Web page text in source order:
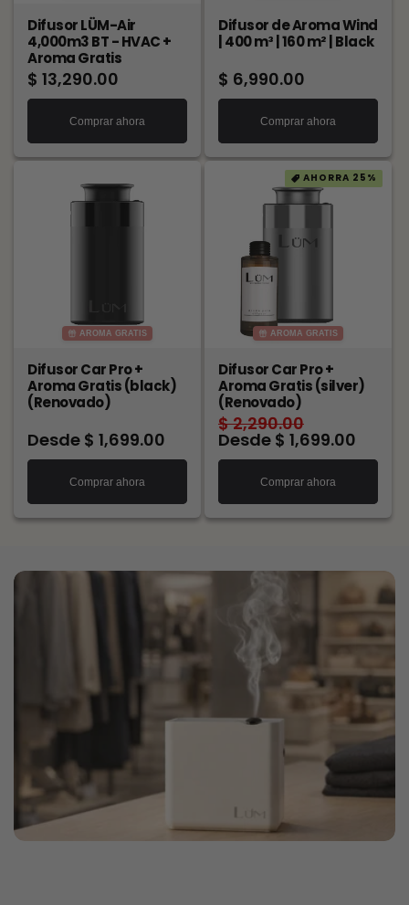
Difusor LÜM-Air
4,000m3 BT - HVAC +
Aroma Gratis
Precio
habitual
$ 13,290.00
Comprar ahora
Difusor de Aroma Wind
| 400 m³ | 160 m² | Black
Precio
habitual
$ 6,990.00
Comprar ahora
AROMA GRATIS
Difusor Car Pro +
Aroma Gratis (black)
(Renovado)
Precio
habitual
Desde $ 1,699.00
Comprar ahora
AROMA GRATIS
AHORRA 25%
Difusor Car Pro +
Aroma Gratis (silver)
(Renovado)
Precio
habitual
$ 2,290.00
de
oferta
Desde $ 1,699.00
Comprar ahora